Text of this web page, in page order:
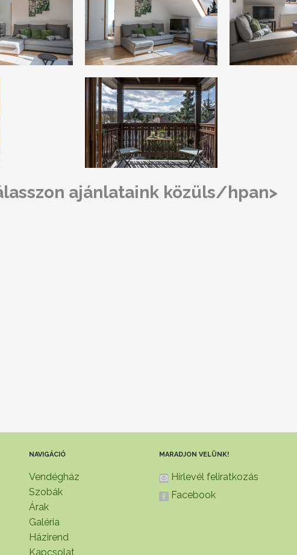
ajánlataink közüls/hpan>
NAVIGÁCIÓ
Vendégház
Szobák
Árak
Galéria
Házirend
Kapcsolat
MARADJON VELÜNK!
Hírlevél feliratkozás
Facebook